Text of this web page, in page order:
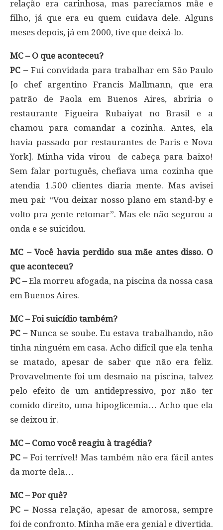
relação era carinhosa, mas parecíamos mãe e
filho, já que era eu quem cuidava dele. Alguns
meses depois, já em 2000, tive que deixá-lo.
MC – O que aconteceu?
PC –Fui convidada para trabalhar em São Paulo
[o chef argentino Francis Mallmann, que era
patrão de Paola em Buenos Aires, abriria o
restaurante Figueira Rubaiyat no Brasil e a
chamou para comandar a cozinha. Antes, ela
havia passado por restaurantes de Paris e Nova
York]. Minha vida virou de cabeça para baixo!
Sem falar português, chefiava uma cozinha que
atendia 1.500 clientes diaria mente. Mas avisei
meu pai: “Vou deixar nosso plano em stand-by e
volto pra gente retomar”. Mas ele não segurou a
onda e se suicidou.
MC – Você havia perdido sua mãe antes disso. O
que aconteceu?
PC –Ela morreu afogada, na piscina da nossa casa
em Buenos Aires.
MC – Foi suicídio também?
PC –Nunca se soube. Eu estava trabalhando, não
tinha ninguém em casa. Acho difícil que ela tenha
se matado, apesar de saber que não era feliz.
Provavelmente foi um desmaio na piscina, talvez
pelo efeito de um antidepressivo, por não ter
comido direito, uma hipoglicemia… Acho que ela
se deixou ir.
MC – Como você reagiu à tragédia?
PC – Foi terrível! Mas também não era fácil antes
da morte dela…
MC – Por quê?
PC – Nossa relação, apesar de amorosa, sempre
foi de confronto. Minha mãe era genial e divertida.